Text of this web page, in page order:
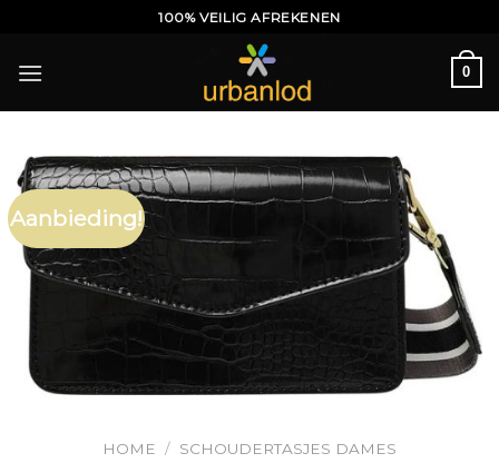
inhoud
100% VEILIG AFREKENEN
0
Aanbieding!
HOME / SCHOUDERTASJES DAMES